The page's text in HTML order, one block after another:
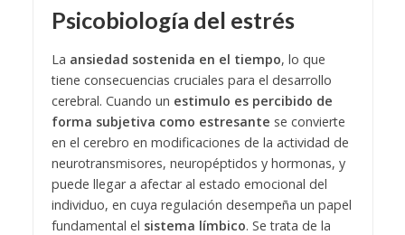
Psicobiología del estrés
La ansiedad sostenida en el tiempo, lo que
tiene consecuencias cruciales para el desarrollo
cerebral. Cuando un estimulo es percibido de
forma subjetiva como estresante se convierte
en el cerebro en modificaciones de la actividad de
neurotransmisores, neuropéptidos y hormonas, y
puede llegar a afectar al estado emocional del
individuo, en cuya regulación desempeña un papel
fundamental el sistema límbico. Se trata de la